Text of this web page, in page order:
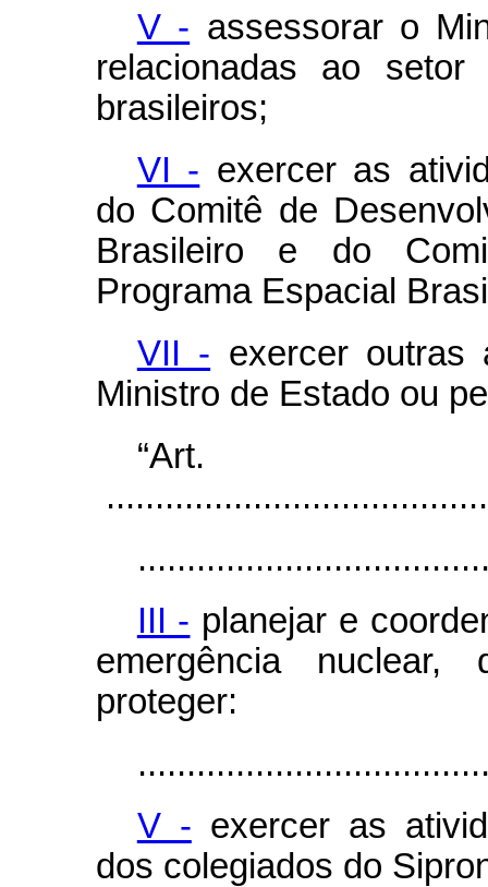
V - assessorar o
relacionadas ao
brasileiros;
VI - exercer as
do Comitê de
Brasileiro e do
Programa Espacial
VII - exercer outras
Ministro de Estado ou
III - planejar e
emergência
proteger:
V - exercer as
dos colegiados do